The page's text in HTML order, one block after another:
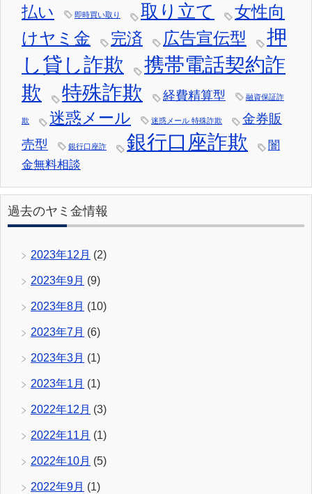
払い
即時買い取り 取り立て
女性向
けヤミ金
完済 広告宣伝型
押
し貸し詐欺
携帯電話契約詐
欺
特殊詐欺 経費精算型 融資保証詐
欺 迷惑メール 迷惑メール 特殊詐欺
金券販
売型
銀行口座詐 銀行口座詐欺
闇
金無料相談
過去のヤミ金情報
2023年12月 (2)
2023年9月 (9)
2023年8月 (10)
2023年7月 (6)
2023年3月 (1)
2023年1月 (1)
2022年12月 (3)
2022年11月 (1)
2022年10月 (5)
2022年9月 (1)